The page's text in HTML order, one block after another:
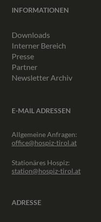
INFORMATIONEN
Downloads
Interner Bereich
Presse
Partner
Newsletter Archiv
E-MAIL ADRESSEN
Allgemeine Anfragen:
office@hospiz-tirol.at
Stationäres Hospiz:
station@hospiz-tirol.at
ADRESSE